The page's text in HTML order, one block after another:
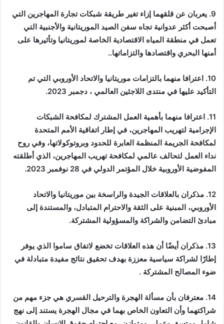
9. يعربان عن قلقهما إزاء تغير طريقة شبكات تجارة المهاجرين التي
أصبحت أكثر عدوانية تجاه سفن الصيد الموريتانية والأجنبية التي
تعمل في منطقة المياه الاقتصادية الخاصة لموريتانيا وتأثيرها على
أمنها البحري واقتصادها والتزاماتها..
10. اعترافا منهما بالتزامات موريتانيا والاتحاد الأوروبي التي تم
التأكيد عليها في منتدى اللاجئين العالمي ، دجمبر 2023.
11. اعترافا منهما بأهمية العمل المشترك لمكافحة الشبكات
الإجرامية لتهريب المهاجرين، في إطار اتفاقية الأمم المتحدة
لمكافحة الجريمة المنظمة العابرة للحدود وبروتوكولاتها، وفي روح
نداء العمل لتحالف عالمي لمكافحة تهريب المهاجرين، الذي أطلقته
المفوضية الأوروبية خلال المؤتمر الدولي في 28 نوفمبر 2023.
12. مذكران بالعلاقات الجيدة والراسخة بين موريتانيا والاتحاد
الأوروبي، المبنية على الثقة والاحترام المتبادل، والمستندة إلى
مبادئ التضامن والشراكة والمسؤولية المشتركة.
13. مذكران أيضًا أن هذه العلاقات تخضع لاتفاق ساموا الذي يوفر
إطارًا لشراكة سياسية معززة بهدف تحقيق نتائج مفيدة متبادلة في
ضوء المصالح المشتركة .
14. معترفان بأن مسألة الهجرة والترحيل القسري هي جزء مهم من
شراكتهما وأن التعاون الخاص بهما في مجال الهجرة يستند إلى نهج